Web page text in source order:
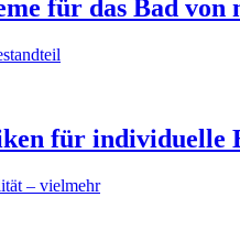
für das Bad von
für individuelle
– vielmehr